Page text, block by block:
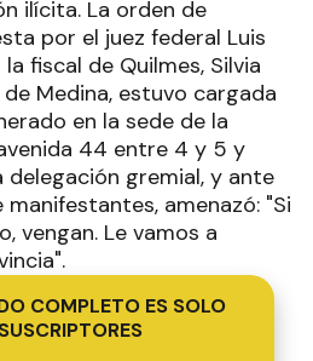
ilícita. La orden de
por el juez federal Luis
fiscal de Quilmes, Silvia
Medina, estuvo cargada
en la sede de la
44 entre 4 y 5 y
delegación gremial, y ante
amenazó: "Si
vengan. Le vamos a
COMPLETO ES SOLO